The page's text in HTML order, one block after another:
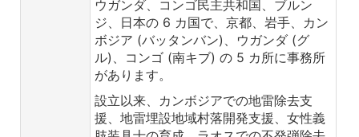
ウガンダ、コンゴ民主共和国、ブルン
ジ、日本の 6 カ国で、京都、岩手、カン
ボジア (バッタンバン)、ウガンダ (グ
ル)、コンゴ (南キブ) の 5 カ所に事務所
があります。
設立以来、カンボジアでの地雷除去支
援、地雷埋設地域村落開発支援、女性義